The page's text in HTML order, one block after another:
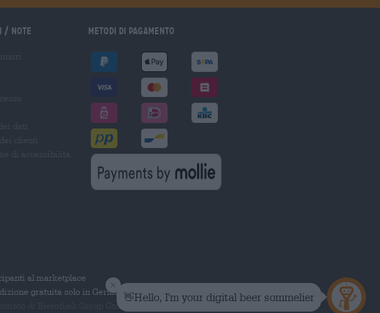
/ Note Metodi di pagamento
al marketplace
gratuita solo in Germania.
di Bierothek Group GmbH. Tutti i diritti riservati.